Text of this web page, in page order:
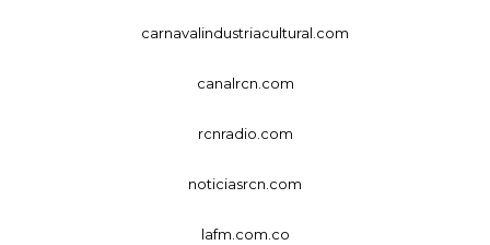
carnavalindustriacultural.com
canalrcn.com
rcnradio.com
noticiasrcn.com
lafm.com.co